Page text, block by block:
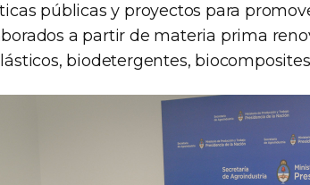
públicas y proyectos para
a partir de materia prima
biodetergentes,